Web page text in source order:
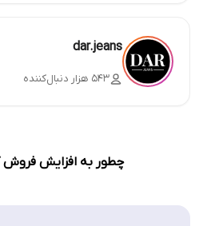
dar.jeans
۵۴۳ هزار دنبال‌کننده
چطور به افزایش